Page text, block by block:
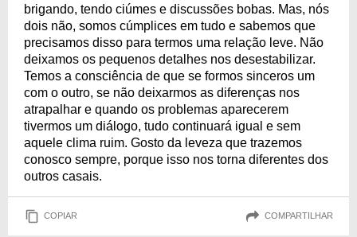
brigando, tendo ciúmes e discussões bobas. Mas, nós
dois não, somos cúmplices em tudo e sabemos que
precisamos disso para termos uma relação leve. Não
deixamos os pequenos detalhes nos desestabilizar.
Temos a consciência de que se formos sinceros um
com o outro, se não deixarmos as diferenças nos
atrapalhar e quando os problemas aparecerem
tivermos um diálogo, tudo continuará igual e sem
aquele clima ruim. Gosto da leveza que trazemos
conosco sempre, porque isso nos torna diferentes dos
outros casais.
COPIAR COMPARTILHAR